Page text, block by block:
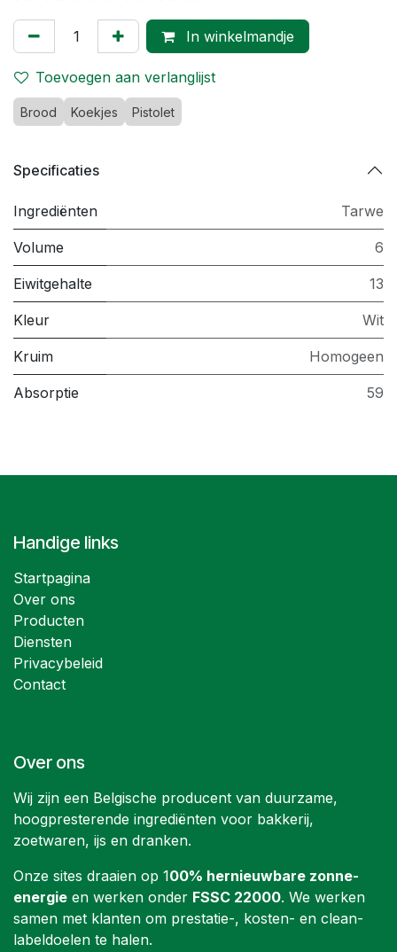
In winkelmandje
Toevoegen aan verlanglijst
Brood Koekjes Pistolet
Specificaties
Ingrediënten Tarwe
Volume 6
Eiwitgehalte 13
Kleur Wit
Kruim Homogeen
Absorptie 59
Handige links
Startpagina
Over ons
Producten
Diensten
Privacybeleid
Contact
Over ons
Wij zijn een Belgische producent van duurzame,
hoogpresterende ingrediënten voor bakkerij,
zoetwaren, ijs en dranken.
Onze sites draaien op 100% hernieuwbare zonne-
energie en werken onder FSSC 22000. We werken
samen met klanten om prestatie-, kosten- en clean-
labeldoelen te halen.